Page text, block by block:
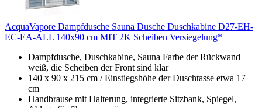
AcquaVapore Dampfdusche Sauna Dusche Duschkabine D27-EH-
EC-EA-ALL 140x90 cm MIT 2K Scheiben Versiegelung*
Dampfdusche, Duschkabine, Sauna Farbe der Rückwand
weiß, die Scheiben der Front sind klar
140 x 90 x 215 cm / Einstiegshöhe der Duschtasse etwa 17
cm
Handbrause mit Halterung, integrierte Sitzbank, Spiegel,